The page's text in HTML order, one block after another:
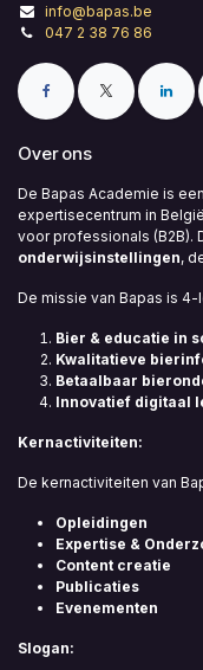
info@bapas.be
047 2 38 76 86
Over ons
De Bapas Academie is een
expertisecentrum in
voor professionals (B2B).
onderwijsinstellingen,
De missie van Bapas is 4-
Bier & educatie in
Kwalitatieve
Betaalbaar
Innovatief digitaal
Kernactiviteiten:
De kernactiviteiten van
Opleidingen
Expertise &
Content creatie
Publicaties
Evenementen
Slogan: